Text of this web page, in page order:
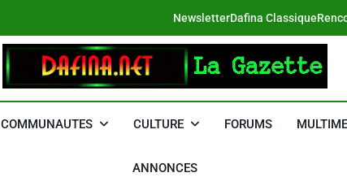
NewsletterDafina Classique
DAFINA
COMMUNAUTES CULTURE FORUMS
ANNONCES